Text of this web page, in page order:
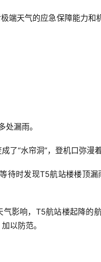
端天气的应急保障能力
漏雨。
“水帘洞”，登机口弥漫
时发现T5航站楼楼顶
影响，T5航站楼起降的
以防范。